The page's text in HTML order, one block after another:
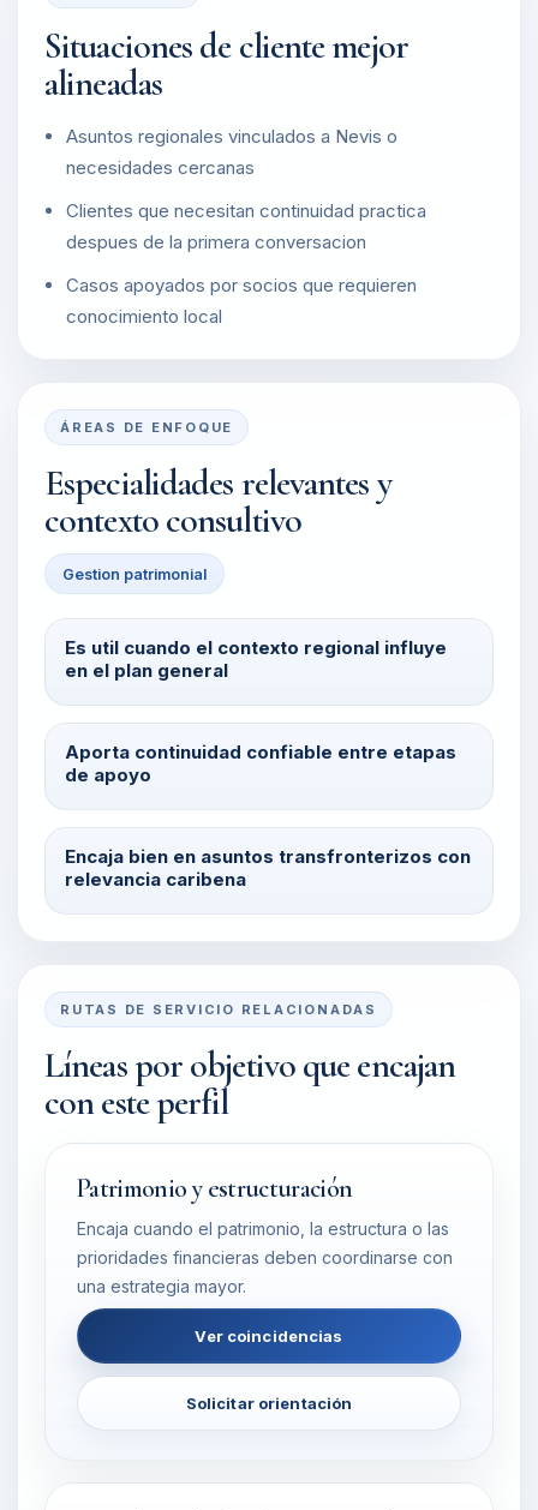
Situaciones de cliente mejor
alineadas
Asuntos regionales vinculados a Nevis o
necesidades cercanas
Clientes que necesitan continuidad practica
despues de la primera conversacion
Casos apoyados por socios que requieren
conocimiento local
ÁREAS DE ENFOQUE
Especialidades relevantes y
contexto consultivo
Gestion patrimonial
Es util cuando el contexto regional influye
en el plan general
Aporta continuidad confiable entre etapas
de apoyo
Encaja bien en asuntos transfronterizos con
relevancia caribena
RUTAS DE SERVICIO RELACIONADAS
Líneas por objetivo que encajan
con este perfil
Patrimonio y estructuración
Encaja cuando el patrimonio, la estructura o las
prioridades financieras deben coordinarse con
una estrategia mayor.
Ver coincidencias
Solicitar orientación